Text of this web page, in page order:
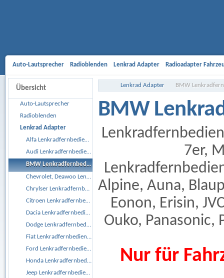
Auto-Lautsprecher Radioblenden Lenkrad Adapter Radioadapter
Aktivsystemadapter Entriegelungsbügel Antennenadapter Freisprech-
Car Hifi Komplett und Sonderangebote Car Hifi
Übersicht
Auto-Lautsprecher
Radioblenden
Lenkrad Adapter
Alfa Lenkradfernbedienungsadapter
Audi Lenkradfernbedienungsadapter
BMW Lenkradfernbedienungsadapter
Chevrolet, Deawoo Lenkradfernbedienungsadapter
Chrylser Lenkradfernbedienungsadapter
Citroen Lenkradfernbedienungsadapter
Dacia Lenkradfernbedienungsadapter
Dodge Lenkradfernbedienungsadapter
Fiat Lenkradfernbedienungsadapter
Ford Lenkradfernbedienungsadapter
Honda Lenkradfernbedienungsadapter
Jeep Lenkradfernbedienungsadapter
Lenkrad Adapter BMW
BMW
7er,
Alpine, Auna,
Eonon, Erisin,
Ouko, Panasonic,
Nur für